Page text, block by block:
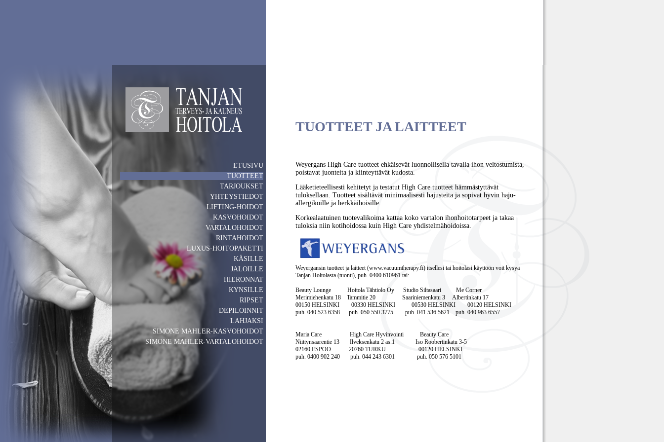
ETUSIVU
TUOTTEET
TARJOUKSET
YHTEYSTIEDOT
LIFTING-HOIDOT
KASVOHOIDOT
VARTALOHOIDOT
RINTAHOIDOT
LUXUS-HOITOPAKETTI
KÄSILLE
JALOILLE
HIERONNAT
KYNSILLE
RIPSET
DEPILOINNIT
LAHJAKSI
SIMONE MAHLER-KASVOHOIDOT
SIMONE MAHLER-VARTALOHOIDOT
TUOTTEET JA LAITTEET
Weyergans High Care tuotteet ehkäisevät luonnollisella tavalla ihon veltostumista,
poistavat juonteita ja kiinteyttävät kudosta.
Lääketieteellisesti kehitetyt ja testatut High Care tuotteet hämmästyttävät
tuloksellaan. Tuotteet sisältävät minimaalisesti hajusteita ja sopivat hyvin haju-
allergikoille ja herkkäihoisille.
Korkealaatuinen tuotevalikoima kattaa koko vartalon ihonhoitotarpeet ja takaa
tuloksia niin kotihoidossa kuin High Care yhdistelmähoidoissa.
Weyergansin tuotteet ja laitteet (www.vacuumtherapy.fi) itsellesi tai hoitolasi käyttöön voit kysyä
Tanjan Hoitolasta (tuonti), puh. 0400 610961 tai:
Beauty Lounge Hoitola Tähtiolo Oy Studio Siltasaari Me Corner
Merimiehenkatu 18 Tammitie 20 Saariniemenkatu 3 Albertinkatu 17
00150 HELSINKI 00330 HELSINKI 00530 HELSINKI 00120 HELSINKI
puh. 040 523 6358 puh. 050 550 3775 puh. 041 536 5621 puh. 040 963 6557
Maria Care High Care Hyvinvointi Beauty Care
Niittynsaarentie 13 Ilveksenkatu 2 as.1 Iso Roobertinkatu 3-5
02160 ESPOO 20760 TURKU 00120 HELSINKI
puh. 0400 902 240 puh. 044 243 6301 puh. 050 576 5101